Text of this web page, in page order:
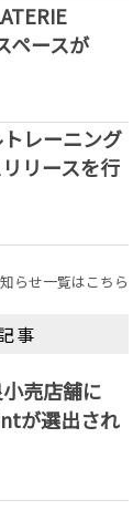
ペースが
レーニング
リースを行
らせ一覧はこちら
事
売店舗に
が選出され